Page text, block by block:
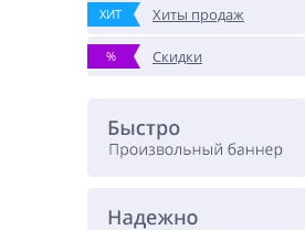
ХИТ Хиты продаж
% Скидки